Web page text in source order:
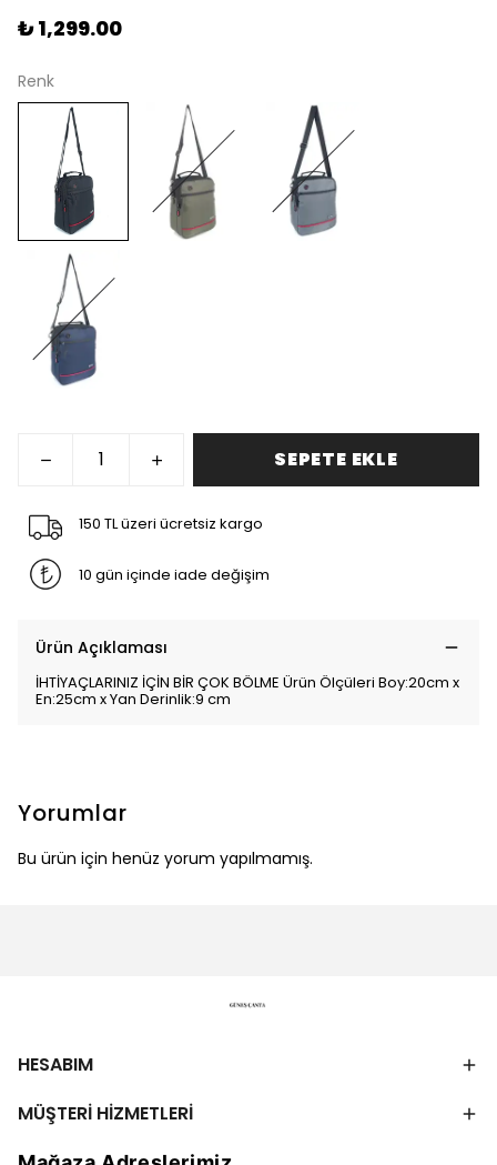
₺ 1,299.00
Renk
SEPETE EKLE
150 TL üzeri ücretsiz kargo
10 gün içinde iade değişim
Ürün Açıklaması
İHTİYAÇLARINIZ İÇİN BİR ÇOK BÖLME Ürün Ölçüleri Boy:20cm x
En:25cm x Yan Derinlik:9 cm
Yorumlar
Bu ürün için henüz yorum yapılmamış.
HESABIM
MÜŞTERİ HİZMETLERİ